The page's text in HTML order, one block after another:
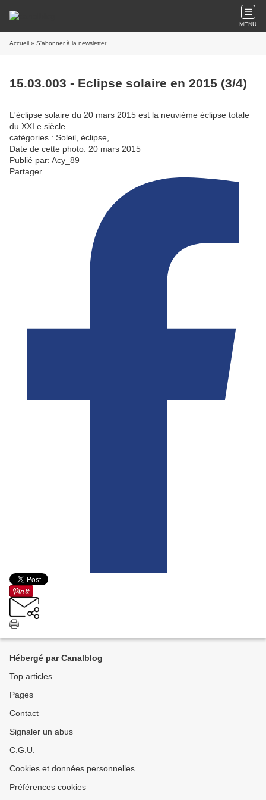
MENU
Accueil » S'abonner à la newsletter
15.03.003 - Eclipse solaire en 2015 (3/4)
L'éclipse solaire du 20 mars 2015 est la neuvième éclipse totale
du XXI e siècle.
catégories : Soleil, éclipse,
Date de cette photo: 20 mars 2015
Publié par: Acy_89
Partager
Hébergé par Canalblog
Top articles
Pages
Contact
Signaler un abus
C.G.U.
Cookies et données personnelles
Préférences cookies